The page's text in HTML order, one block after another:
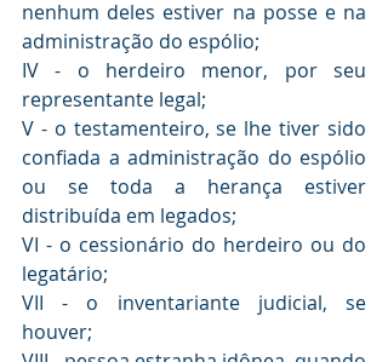
nenhum deles estiver na posse e na
administração do espólio;
IV - o herdeiro menor, por seu
representante legal;
V - o testamenteiro, se lhe tiver sido
confiada a administração do espólio
ou se toda a herança estiver
distribuída em legados;
VI - o cessionário do herdeiro ou do
legatário;
VII - o inventariante judicial, se
houver;